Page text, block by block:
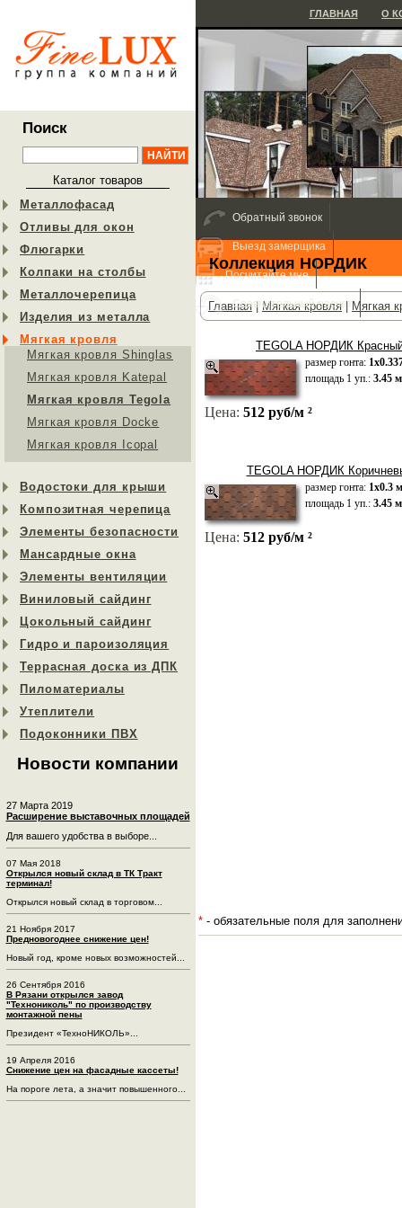
Поиск
Каталог товаров
Металлофасад
Отливы для окон
Флюгарки
Колпаки на столбы
Металлочерепица
Изделия из металла
Мягкая кровля
Мягкая кровля Shinglas
Мягкая кровля Katepal
Мягкая кровля Tegola
Мягкая кровля Docke
Мягкая кровля Icopal
Водостоки для крыши
Композитная черепица
Элементы безопасности
Мансардные окна
Элементы вентиляции
Виниловый сайдинг
Цокольный сайдинг
Гидро и пароизоляция
Террасная доска из ДПК
Пиломатериалы
Утеплители
Подоконники ПВХ
Новости компании
27 Марта 2019
Расширение выставочных площадей
Для вашего удобства в выборе...
07 Мая 2018
Открылся новый склад в ТК Тракт
терминал!
Открылся новый склад в торговом...
21 Ноября 2017
Предновогоднее снижение цен!
Новый год, кроме новых возможностей...
26 Сентября 2016
В Рязани открылся завод
"Технониколь" по производству
монтажной пены
Президент «ТехноНИКОЛЬ»...
19 Апреля 2016
Снижение цен на фасадные кассеты!
На пороге лета, а значит повышенного...
ГЛАВНАЯ О
Коллекция НОРДИК
Главная|Мягкая кровля|Мягкая
TEGOLA НОРДИК
размер гонта:
площадь 1 уп.: 3.45 м
Цена: 512 руб/м ²
TEGOLA НОРДИК
размер гонта: 1х0.3 м
площадь 1 уп.: 3.45 м
Цена: 512 руб/м ²
* - обязательные поля для
Обратный звонок
Выезд замерщика
Посчитайте мне
Сравнительный расчет